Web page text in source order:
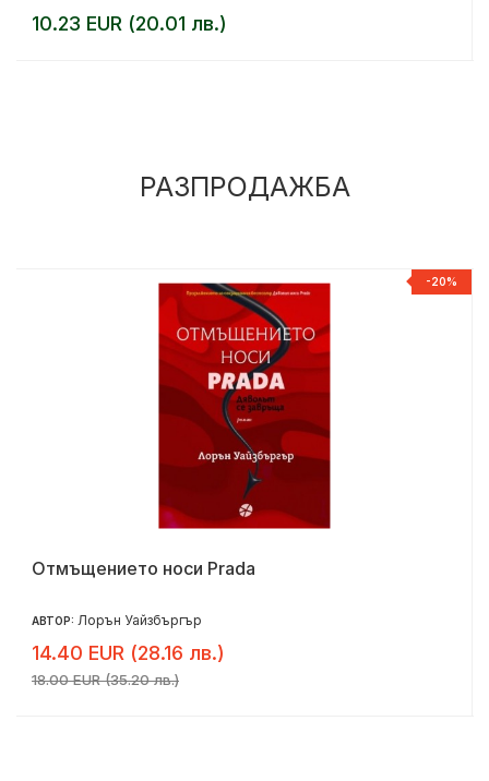
10.23 EUR (20.01 лв.)
РАЗПРОДАЖБА
-20%
Отмъщението носи Prada
АВТОР: Лорън Уайзбъргър
14.40 EUR (28.16 лв.)
18.00 EUR (35.20 лв.)